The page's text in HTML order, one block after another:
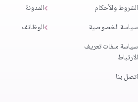
المدونة
الوظائف
الشروط والأحكام
سياسة الخصوصية
سياسة ملفات تعريف
الارتباط
اتصل بنا